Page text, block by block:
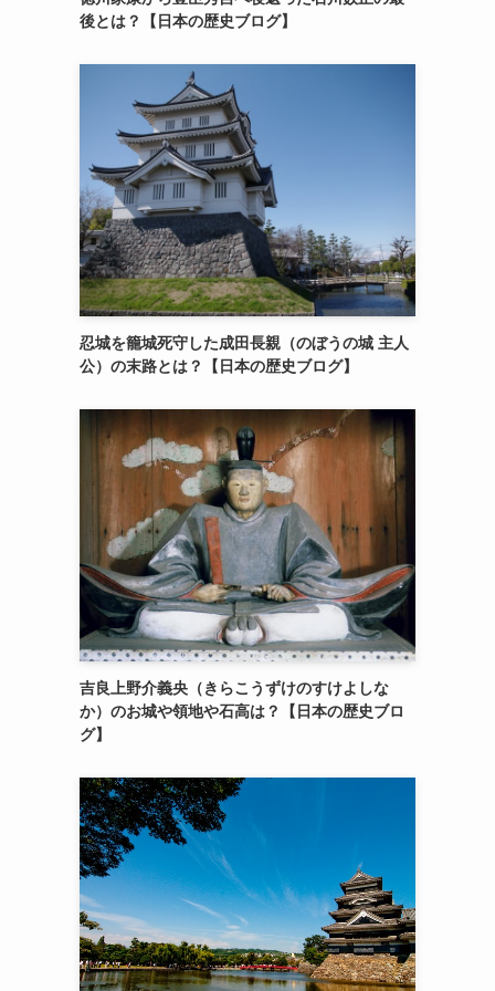
後とは？【日本の歴史ブログ】
忍城を籠城死守した成田長親（のぼうの城 主人
公）の末路とは？【日本の歴史ブログ】
吉良上野介義央（きらこうずけのすけよしな
か）のお城や領地や石高は？【日本の歴史ブロ
グ】